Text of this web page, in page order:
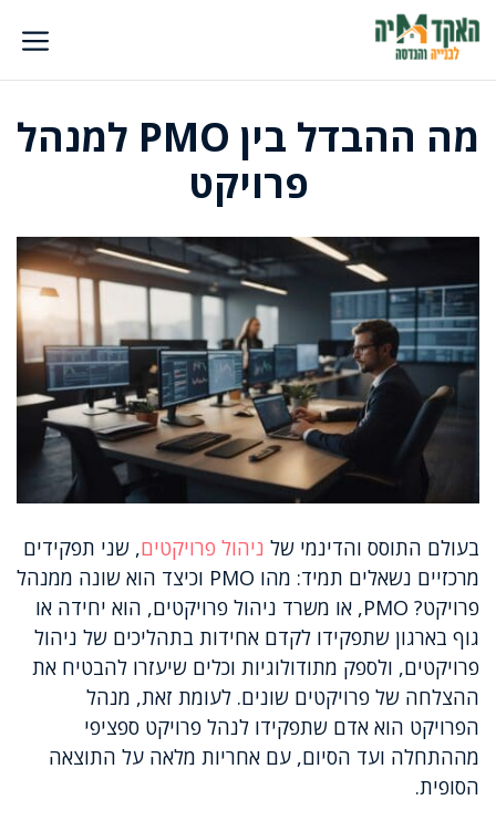
לדלג
לתוכן
מה ההבדל בין PMO למנהל
פרויקט
בעולם התוסס והדינמי של ניהול פרויקטים, שני תפקידים
מרכזיים נשאלים תמיד: מהו PMO וכיצד הוא שונה ממנהל
פרויקט? PMO, או משרד ניהול פרויקטים, הוא יחידה או
גוף בארגון שתפקידו לקדם אחידות בתהליכים של ניהול
פרויקטים, ולספק מתודולוגיות וכלים שיעזרו להבטיח את
ההצלחה של פרויקטים שונים. לעומת זאת, מנהל
הפרויקט הוא אדם שתפקידו לנהל פרויקט ספציפי
מההתחלה ועד הסיום, עם אחריות מלאה על התוצאה
הסופית.